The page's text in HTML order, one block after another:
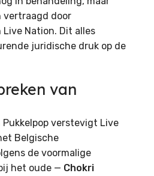
vertraagd door
Nation. Dit alles
juridische druk op de
van
Pukkelpop verstevigt Live
Belgische
de voormalige
het oude — Chokri